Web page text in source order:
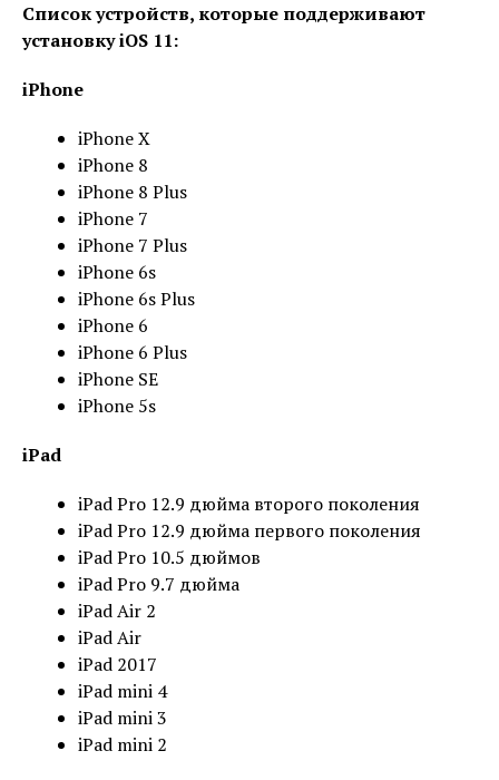
Список устройств, которые поддерживают
установку iOS 11:
iPhone
iPhone X
iPhone 8
iPhone 8 Plus
iPhone 7
iPhone 7 Plus
iPhone 6s
iPhone 6s Plus
iPhone 6
iPhone 6 Plus
iPhone SE
iPhone 5s
iPad
iPad Pro 12.9 дюйма второго поколения
iPad Pro 12.9 дюйма первого поколения
iPad Pro 10.5 дюймов
iPad Pro 9.7 дюйма
iPad Air 2
iPad Air
iPad 2017
iPad mini 4
iPad mini 3
iPad mini 2